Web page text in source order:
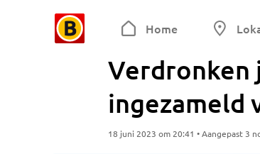
Home
Verdronken
ingezameld
18 juni 2023 om 20:41 • Aangepast 3